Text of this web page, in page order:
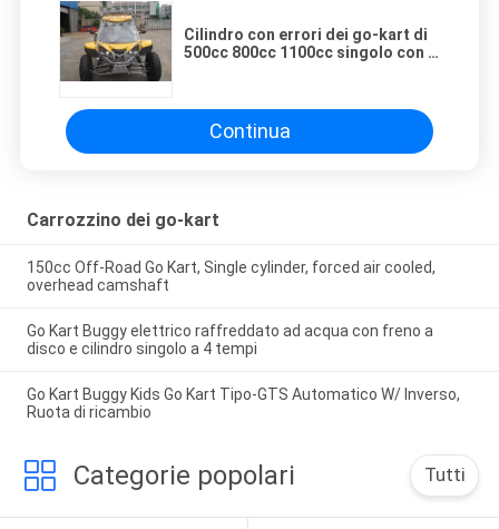
Cilindro con errori dei go-kart di
500cc 800cc 1100cc singolo con i
Continua
Carrozzino dei go-kart
150cc Off-Road Go Kart, Single cylinder, forced air cooled,
overhead camshaft
Go Kart Buggy elettrico raffreddato ad acqua con freno a
disco e cilindro singolo a 4 tempi
Go Kart Buggy Kids Go Kart Tipo-GTS Automatico W/ Inverso,
Ruota di ricambio
Categorie popolari Tutti